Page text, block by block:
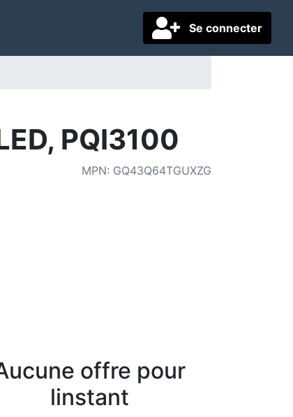
Se connecter
PQI3100
MPN: GQ43Q64TGUXZG
offre pour
linstant